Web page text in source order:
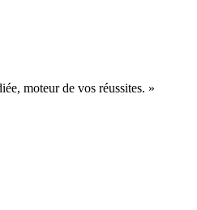
moteur de vos réussites. »